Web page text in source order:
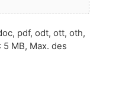
pdf, odt, ott, oth,
MB, Max. des